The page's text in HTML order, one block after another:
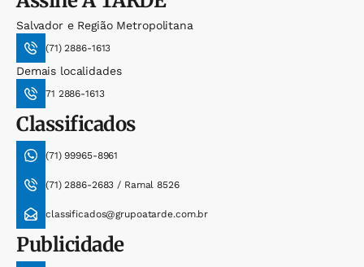
Salvador e Região Metropolitana
(71) 2886-1613
Demais localidades
71 2886-1613
Classificados
(71) 99965-8961
(71) 2886-2683 / Ramal 8526
classificados@grupoatarde.com.br
Publicidade